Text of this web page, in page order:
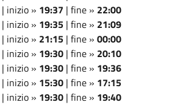
| inizio » 19:37 | fine » 22:00
| inizio » 19:35 | fine » 21:09
| inizio » 21:15 | fine » 00:00
| inizio » 19:30 | fine » 20:10
| inizio » 19:30 | fine » 19:36
| inizio » 15:30 | fine » 17:15
| inizio » 19:30 | fine » 19:40